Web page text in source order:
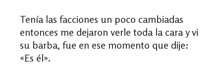
Tenía las facciones un poco cambiadas
entonces me dejaron verle toda la cara y vi
su barba, fue en ese momento que dije:
«Es él».